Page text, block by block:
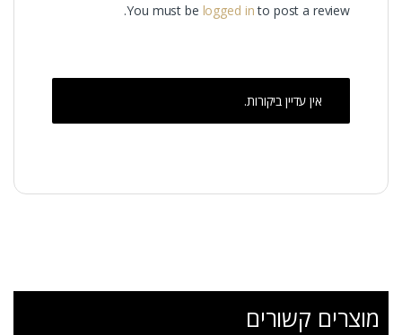
You must be logged into post a review.
אין עדיין ביקורות.
מוצרים קשורים